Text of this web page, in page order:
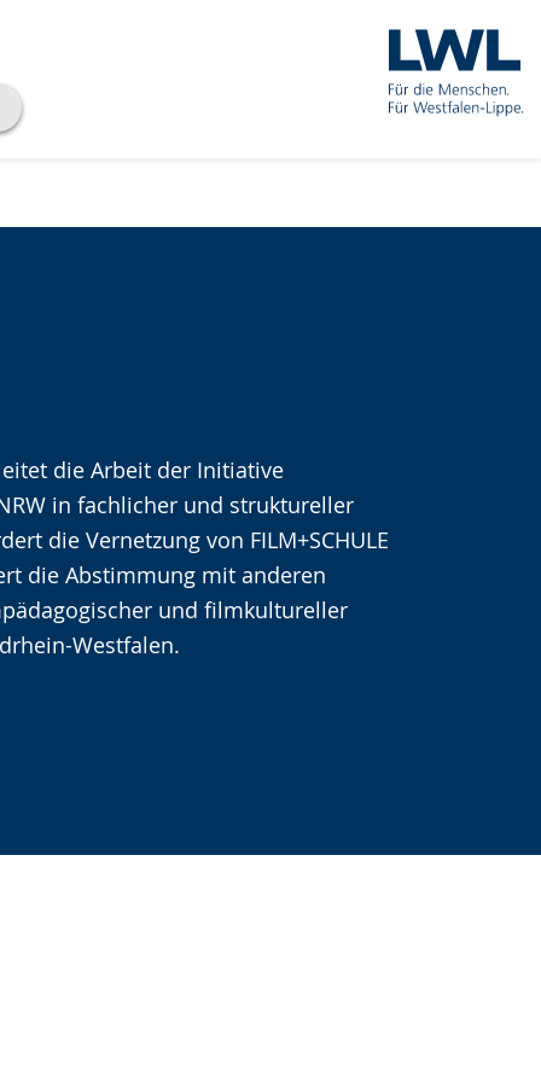
die Arbeit der Initiative
NRW in fachlicher und struktureller
die Vernetzung von FILM+SCHULE
die Abstimmung mit anderen
und filmkultureller
Westfalen.